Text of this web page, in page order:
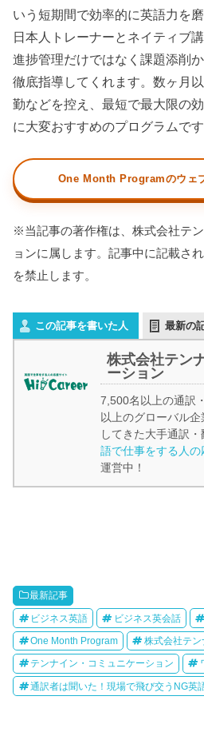
いう短期間で効率的に英語力を
日本人トレーナーとネイティブ
進捗管理だけではなく課題添削
徹底指導してくれます。数ヶ月
勤などを控え、最短で最大限の
に大変おすすめのプログラムです
One Month Programのウェ
※当記事の著作権は、株式会社テ
ョンに属します。記事中に記載さ
を禁止します。
この記事を書いた人 最新の
株式会社テン
ーション
7,500名以上の通訳
以上のグローバル
してきた大手通訳
語で仕事をする人
運営中！
最新記事
ビジネス英語 ビジネス英会話
One Month Program 株式会社テ
テンナイン・コミュニケーション
通訳者は聞いた！現場で飛び交うNG英